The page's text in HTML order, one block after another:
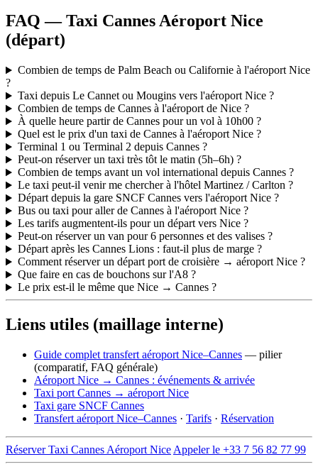
FAQ — Taxi Cannes Aéroport Nice
(départ)
Combien de temps de Palm Beach ou Californie à l'aéroport Nice
?
Taxi depuis Le Cannet ou Mougins vers l'aéroport Nice ?
Combien de temps de Cannes à l'aéroport de Nice ?
À quelle heure partir de Cannes pour un vol à 10h00 ?
Quel est le prix d'un taxi de Cannes à l'aéroport Nice ?
Terminal 1 ou Terminal 2 depuis Cannes ?
Peut-on réserver un taxi très tôt le matin (5h–6h) ?
Combien de temps avant un vol international depuis Cannes ?
Le taxi peut-il venir me chercher à l'hôtel Martinez / Carlton ?
Départ depuis la gare SNCF Cannes vers l'aéroport Nice ?
Bus ou taxi pour aller de Cannes à l'aéroport Nice ?
Les tarifs augmentent-ils pour un départ vers Nice ?
Peut-on réserver un van pour 6 personnes et des valises ?
Départ après les Cannes Lions : faut-il plus de marge ?
Comment réserver un départ port de croisière → aéroport Nice ?
Que faire en cas de bouchons sur l'A8 ?
Le prix est-il le même que Nice → Cannes ?
Liens utiles (maillage interne)
Guide complet transfert aéroport Nice–Cannes — pilier
(comparatif, FAQ générale)
Aéroport Nice → Cannes : événements & arrivée
Taxi port Cannes → aéroport Nice
Taxi gare SNCF Cannes
Transfert aéroport Nice–Cannes · Tarifs · Réservation
Réserver Taxi Cannes Aéroport Nice Appeler le +33 7 56 82 77 99